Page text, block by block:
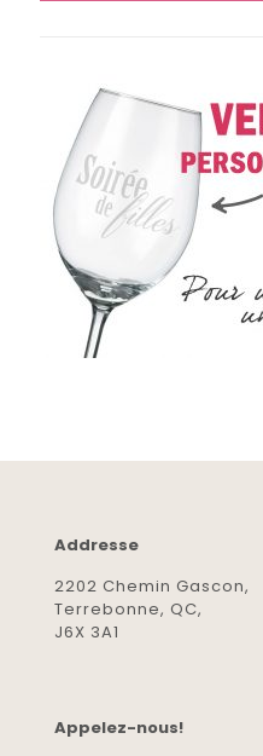
Addresse
2202 Chemin Gascon,
Terrebonne, QC,
J6X 3A1
Appelez-nous!